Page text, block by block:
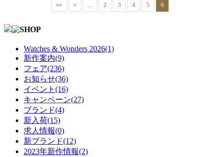
«« « 2 3 4 5 6
Watches & Wonders 2026(1)
新作案内(9)
フェア(236)
お知らせ(36)
イベント(16)
キャンペーン(27)
ブランド(4)
新入荷(15)
求人情報(0)
新ブランド(12)
2023年新作情報(2)